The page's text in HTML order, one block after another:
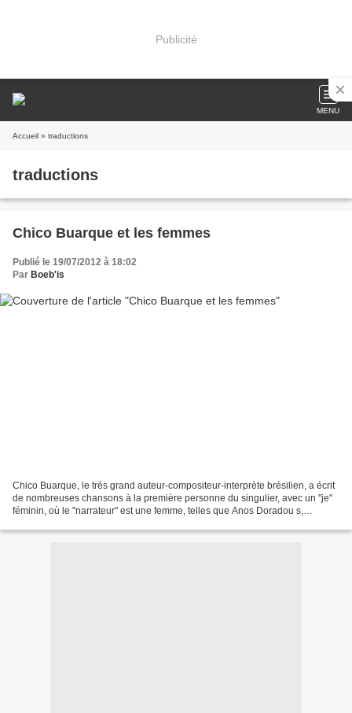
Publicité
MENU
Accueil » traductions
traductions
Chico Buarque et les femmes
Publié le 19/07/2012 à 18:02
Par Boeb'is
Chico Buarque, le très grand auteur-compositeur-interprète brésilien, a écrit
de nombreuses chansons à la première personne du singulier, avec un "je"
féminin, où le "narrateur" est une femme, telles que Anos Doradou s,